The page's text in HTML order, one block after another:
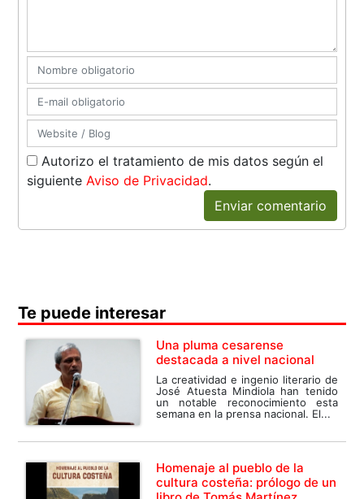
Autorizo el tratamiento de mis datos según el
siguienteAviso de Privacidad.
Enviar comentario
Te puede interesar
Una pluma cesarense
destacada a nivel nacional
La creatividad e ingenio literario de
José Atuesta Mindiola han tenido
un notable reconocimiento esta
semana en la prensa nacional. El...
Homenaje al pueblo de la
cultura costeña: prólogo de un